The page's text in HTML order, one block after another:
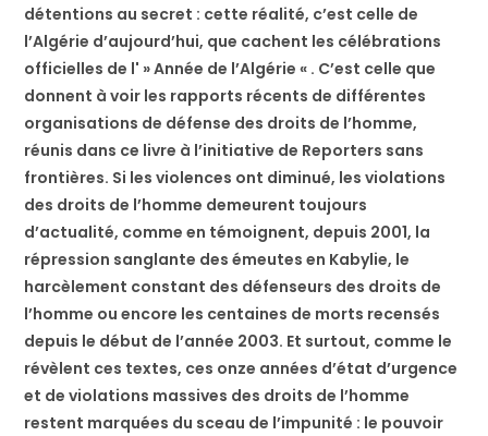
détentions au secret : cette réalité, c’est celle de
l’Algérie d’aujourd’hui, que cachent les célébrations
officielles de l' » Année de l’Algérie « . C’est celle que
donnent à voir les rapports récents de différentes
organisations de défense des droits de l’homme,
réunis dans ce livre à l’initiative de Reporters sans
frontières. Si les violences ont diminué, les violations
des droits de l’homme demeurent toujours
d’actualité, comme en témoignent, depuis 2001, la
répression sanglante des émeutes en Kabylie, le
harcèlement constant des défenseurs des droits de
l’homme ou encore les centaines de morts recensés
depuis le début de l’année 2003. Et surtout, comme le
révèlent ces textes, ces onze années d’état d’urgence
et de violations massives des droits de l’homme
restent marquées du sceau de l’impunité : le pouvoir